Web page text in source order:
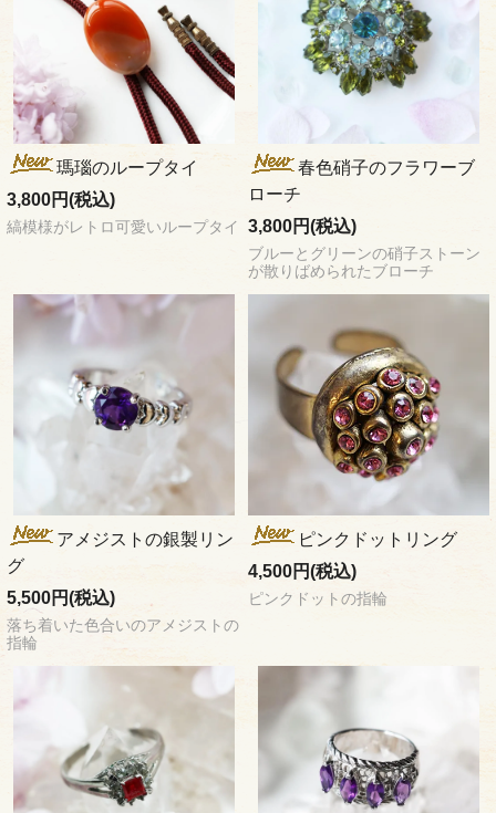
瑪瑙のループタイ
3,800円(税込)
縞模様がレトロ可愛いループタイ
春色硝子のフラワーブ
ローチ
3,800円(税込)
ブルーとグリーンの硝子ストーン
が散りばめられたブローチ
アメジストの銀製リン
グ
5,500円(税込)
落ち着いた色合いのアメジストの
指輪
ピンクドットリング
4,500円(税込)
ピンクドットの指輪